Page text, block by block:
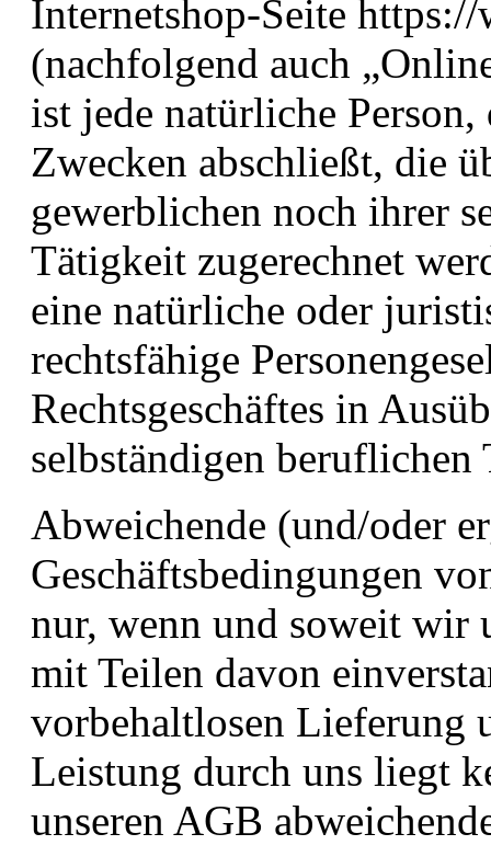
Internetshop-Seite
(nachfolgend auch
ist jede natürliche
Zwecken abschließt, die
gewerblichen noch ihrer
Tätigkeit zugerechnet
eine natürliche oder
rechtsfähige
Rechtsgeschäftes in
selbständigen
Abweichende (und/oder
Geschäftsbedingungen
nur, wenn und soweit wir
mit Teilen davon
vorbehaltlosen Lieferung
Leistung durch uns liegt
unseren AGB